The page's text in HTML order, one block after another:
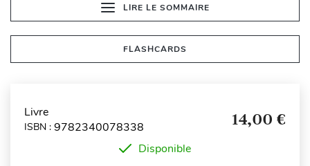
LIRE LE SOMMAIRE
FLASHCARDS
Livre
ISBN : 9782340078338 14,00 €
Disponible